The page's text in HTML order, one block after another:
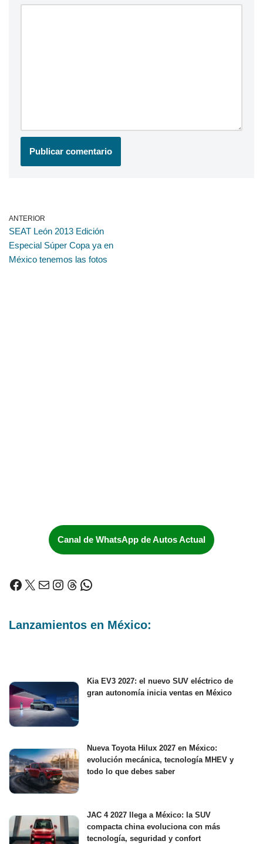
ANTERIOR
SEAT León 2013 Edición
Especial Súper Copa ya en
México tenemos las fotos
Canal de WhatsApp de Autos Actual
Lanzamientos en México:
Kia EV3 2027: el nuevo SUV eléctrico de
gran autonomía inicia ventas en México
Nueva Toyota Hilux 2027 en México:
evolución mecánica, tecnología MHEV y
todo lo que debes saber
JAC 4 2027 llega a México: la SUV
compacta china evoluciona con más
tecnología, seguridad y confort